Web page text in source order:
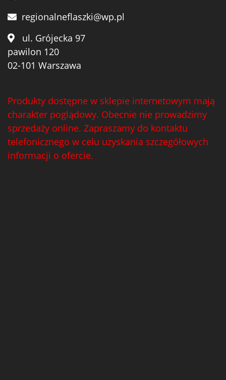
regionalneflaszki@wp.pl
ul. Grójecka 97
pawilon 120
02-101 Warszawa
Produkty dostępne w sklepie internetowym mają
charakter poglądowy. Obecnie nie prowadzimy
sprzedaży online. Zapraszamy do kontaktu
telefonicznego w celu uzyskania szczegółowych
informacji o ofercie.